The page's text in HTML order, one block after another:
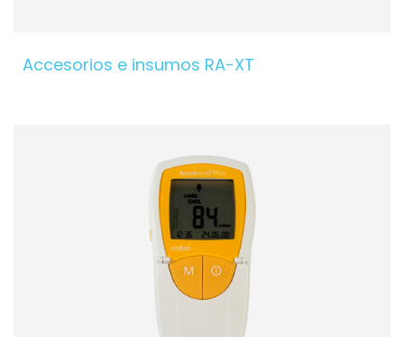
Accesorios e insumos RA-XT